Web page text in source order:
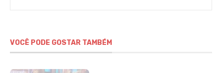
VOCÊ PODE GOSTAR TAMBÉM